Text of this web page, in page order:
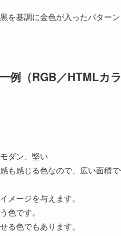
基調に金色が入ったパターン
（RGB／HTMLカラ
ダン、堅い
も感じる色なので、広い面積
メージを与えます。
色です。
る色でもあります。